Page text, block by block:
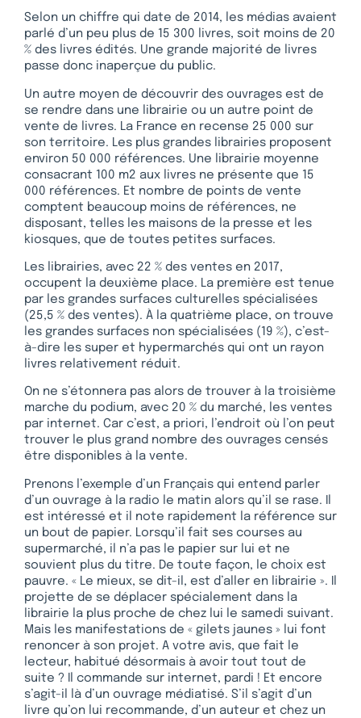
Selon un chiffre qui date de 2014, les médias avaient
parlé d’un peu plus de 15 300 livres, soit moins de 20
% des livres édités. Une grande majorité de livres
passe donc inaperçue du public.
Un autre moyen de découvrir des ouvrages est de
se rendre dans une librairie ou un autre point de
vente de livres. La France en recense 25 000 sur
son territoire. Les plus grandes librairies proposent
environ 50 000 références. Une librairie moyenne
consacrant 100 m2 aux livres ne présente que 15
000 références. Et nombre de points de vente
comptent beaucoup moins de références, ne
disposant, telles les maisons de la presse et les
kiosques, que de toutes petites surfaces.
Les librairies, avec 22 % des ventes en 2017,
occupent la deuxième place. La première est tenue
par les grandes surfaces culturelles spécialisées
(25,5 % des ventes). À la quatrième place, on trouve
les grandes surfaces non spécialisées (19 %), c’est-
à-dire les super et hypermarchés qui ont un rayon
livres relativement réduit.
On ne s’étonnera pas alors de trouver à la troisième
marche du podium, avec 20 % du marché, les ventes
par internet. Car c’est, a priori, l’endroit où l’on peut
trouver le plus grand nombre des ouvrages censés
être disponibles à la vente.
Prenons l’exemple d’un Français qui entend parler
d’un ouvrage à la radio le matin alors qu’il se rase. Il
est intéressé et il note rapidement la référence sur
un bout de papier. Lorsqu’il fait ses courses au
supermarché, il n’a pas le papier sur lui et ne
souvient plus du titre. De toute façon, le choix est
pauvre. « Le mieux, se dit-il, est d’aller en librairie ». Il
projette de se déplacer spécialement dans la
librairie la plus proche de chez lui le samedi suivant.
Mais les manifestations de « gilets jaunes » lui font
renoncer à son projet. A votre avis, que fait le
lecteur, habitué désormais à avoir tout tout de
suite ? Il commande sur internet, pardi ! Et encore
s’agit-il là d’un ouvrage médiatisé. S’il s’agit d’un
livre qu’on lui recommande, d’un auteur et chez un